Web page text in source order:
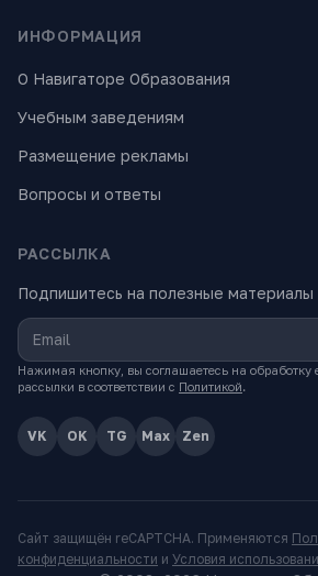
ИНФОРМАЦИЯ
О Навигаторе Образования
Учебным заведениям
Размещение рекламы
Вопросы и ответы
РАССЫЛКА
Подпишитесь на полезные материалы
Нажимая кнопку, вы соглашаетесь на обработку
рассылки в соответствии с Политикой.
VK OK TG Max Zen
Сайт защищён reCAPTCHA. Применяются
конфиденциальности и Условия